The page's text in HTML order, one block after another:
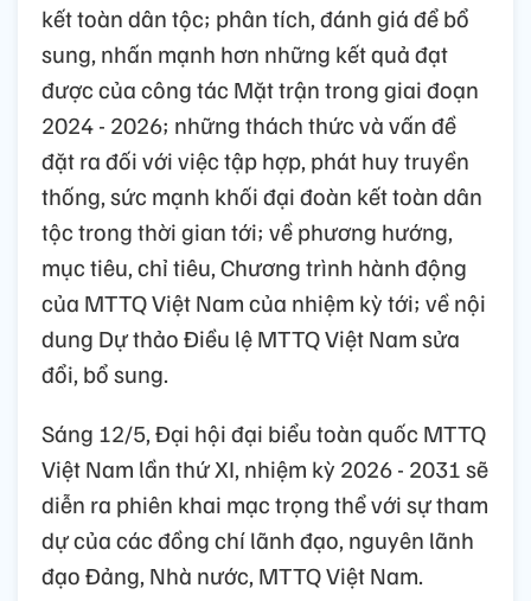
kết toàn dân tộc; phân tích, đánh giá để bổ
sung, nhấn mạnh hơn những kết quả đạt
được của công tác Mặt trận trong giai đoạn
2024 - 2026; những thách thức và vấn đề
đặt ra đối với việc tập hợp, phát huy truyền
thống, sức mạnh khối đại đoàn kết toàn dân
tộc trong thời gian tới; về phương hướng,
mục tiêu, chỉ tiêu, Chương trình hành động
của MTTQ Việt Nam của nhiệm kỳ tới; về nội
dung Dự thảo Điều lệ MTTQ Việt Nam sửa
đổi, bổ sung.
Sáng 12/5, Đại hội đại biểu toàn quốc MTTQ
Việt Nam lần thứ XI, nhiệm kỳ 2026 - 2031 sẽ
diễn ra phiên khai mạc trọng thể với sự tham
dự của các đồng chí lãnh đạo, nguyên lãnh
đạo Đảng, Nhà nước, MTTQ Việt Nam.